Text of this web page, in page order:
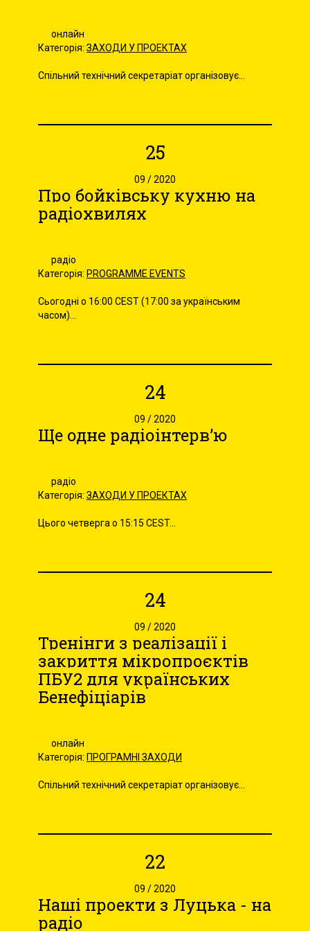
онлайн
Категорія: ЗАХОДИ У ПРОЕКТАХ
Спільний технічний секретаріат організовує...
25
09 / 2020
Про бойківську кухню на
радіохвилях
радіо
Категорія: PROGRAMME EVENTS
Сьогодні о 16:00 CEST (17:00 за українським
часом)...
24
09 / 2020
Ще одне радіоінтерв’ю
радіо
Категорія: ЗАХОДИ У ПРОЕКТАХ
Цього четверга о 15:15 CEST...
24
09 / 2020
Тренінги з реалізації і
закриття мікропроєктів
ПБУ2 для українських
Бенефіціарів
онлайн
Категорія: ПРОГРАМНІ ЗАХОДИ
Спільний технічний секретаріат організовує...
22
09 / 2020
Наші проекти з Луцька - на
радіо